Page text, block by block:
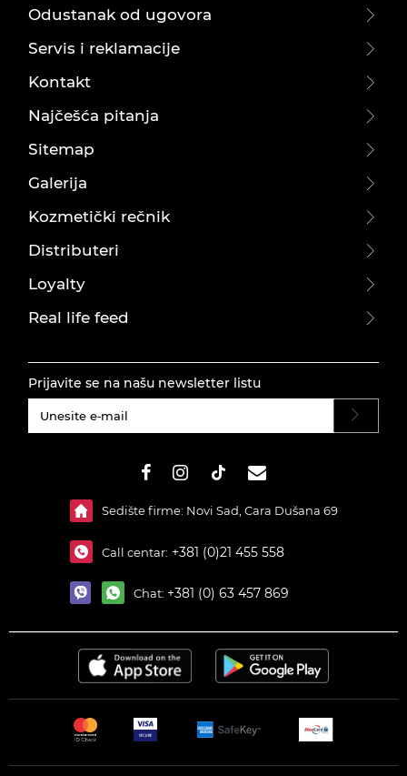
Odustanak od ugovora
Servis i reklamacije
Kontakt
Najčešća pitanja
Sitemap
Galerija
Kozmetički rečnik
Distributeri
Loyalty
Real life feed
Prijavite se na našu newsletter listu
Sedište firme: Novi Sad, Cara Dušana 69
Call centar: +381 (0)21 455 558
Chat: +381 (0) 63 457 869